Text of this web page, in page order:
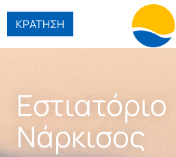
ΚΡΑΤΗΣΗ
Εστιατόριο
Νάρκισος